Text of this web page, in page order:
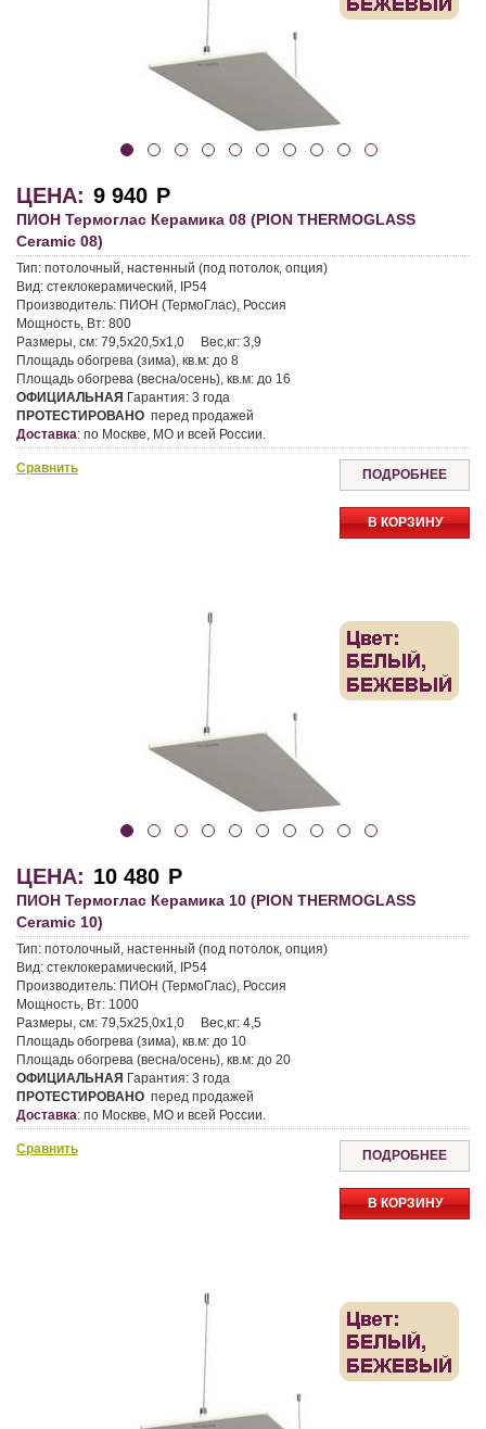
ЦЕНА: 9 940 Р
ПИОН Термоглас Керамика 08 (PION THERMOGLASS
Ceramic 08)
Тип: потолочный, настенный (под потолок, опция)
Вид: стеклокерамический, IP54
Производитель: ПИОН (ТермоГлас), Россия
Мощность, Вт: 800
Размеры, см: 79,5х20,5х1,0 Вес,кг: 3,9
Площадь обогрева (зима), кв.м: до 8
Площадь обогрева (весна/осень), кв.м: до 16
ОФИЦИАЛЬНАЯ Гарантия: 3 года
ПРОТЕСТИРОВАНО перед продажей
Доставка: по Москве, МО и всей России.
Сравнить ПОДРОБНЕЕ
В КОРЗИНУ
ЦЕНА: 10 480 Р
ПИОН Термоглас Керамика 10 (PION THERMOGLASS
Ceramic 10)
Тип: потолочный, настенный (под потолок, опция)
Вид: стеклокерамический, IP54
Производитель: ПИОН (ТермоГлас), Россия
Мощность, Вт: 1000
Размеры, см: 79,5х25,0х1,0 Вес,кг: 4,5
Площадь обогрева (зима), кв.м: до 10
Площадь обогрева (весна/осень), кв.м: до 20
ОФИЦИАЛЬНАЯ Гарантия: 3 года
ПРОТЕСТИРОВАНО перед продажей
Доставка: по Москве, МО и всей России.
Сравнить ПОДРОБНЕЕ
В КОРЗИНУ